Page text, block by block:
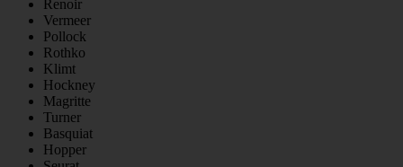
Renoir
Vermeer
Pollock
Rothko
Klimt
Hockney
Magritte
Turner
Basquiat
Hopper